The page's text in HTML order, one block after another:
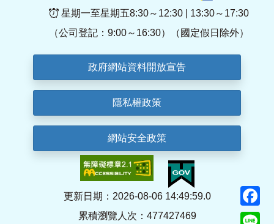
星期一至星期五8:30～12:30 | 13:30～17:30
（公司登記：9:00～16:30）（國定假日除外）
政府網站資料開放宣告
隱私權政策
網站安全政策
更新日期：2026-08-06 14:49:59.0
累積瀏覽人次：477427469